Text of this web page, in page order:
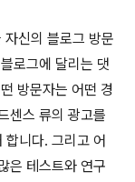
신의 블로그 방문
로그에 달리는 댓
방문자는 어떤 경
센스 류의 광고를
합니다. 그리고 어
은 테스트와 연구